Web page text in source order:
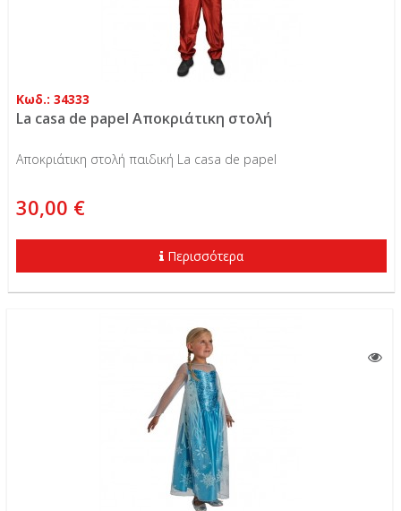
Κωδ.: 34333
La casa de papel Αποκριάτικη στολή
Αποκριάτικη στολή παιδική La casa de papel
30,00 €
Περισσότερα